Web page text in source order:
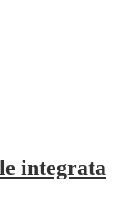
integrata